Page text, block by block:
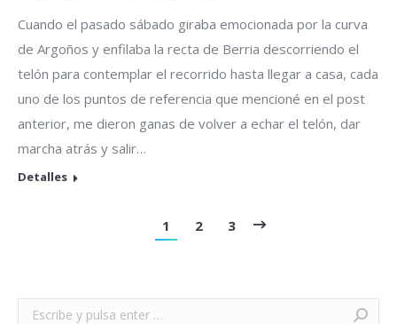
Cuando el pasado sábado giraba emocionada por la curva
de Argoños y enfilaba la recta de Berria descorriendo el
telón para contemplar el recorrido hasta llegar a casa, cada
uno de los puntos de referencia que mencioné en el post
anterior, me dieron ganas de volver a echar el telón, dar
marcha atrás y salir…
Detalles
1 2 3
Buscar: